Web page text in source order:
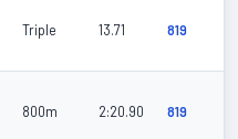
Triple 13.71 819
800m 2:20.90 819